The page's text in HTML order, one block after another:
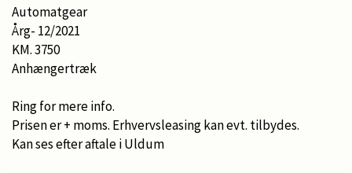
Automatgear
Årg- 12/2021
KM. 3750
Anhængertræk
Ring for mere info.
Prisen er + moms. Erhvervsleasing kan evt. tilbydes.
Kan ses efter aftale i Uldum